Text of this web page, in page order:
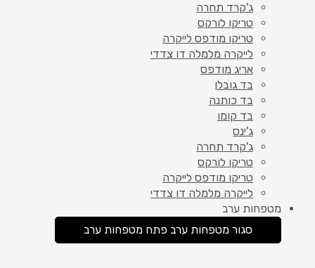
ג'קרד תחרה
טריקו לורקס
טריקו מודפס לייקרה
לייקרה מלמלה דו צדדי
אריג מודפס
בד גובלן
בד כותנה
בד קומו
ג'ינס
ג'קרד תחרה
טריקו לורקס
טריקו מודפס לייקרה
לייקרה מלמלה דו צדדי
מטפחות ערב
סגור מטפחות ערב פתח מטפחות ערב